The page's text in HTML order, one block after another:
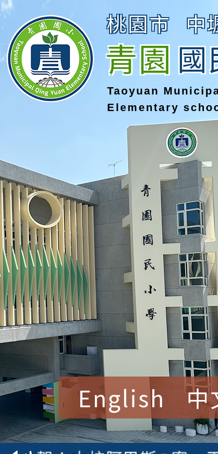
桃園市 中
青園國
Taoyuan
Elementary
English 中
賀！本校參加桃園市中
賽 洪綺君教師榮獲社